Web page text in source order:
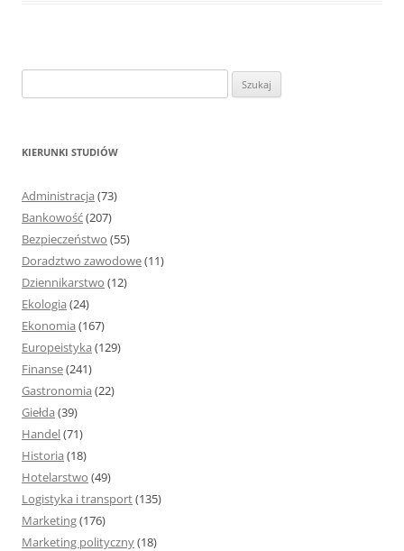
z
KIERUNKI STUDIÓW
Administracja (73)
Bankowość(207)
Bezpieczeństwo (55)
Doradztwo zawodowe(11)
Dziennikarstwo (12)
Ekologia (24)
Ekonomia (167)
Europeistyka (129)
Finanse(241)
Gastronomia (22)
Giełda (39)
Handel(71)
Historia (18)
Hotelarstwo (49)
Logistyka i transport(135)
Marketing(176)
Marketing polityczny(18)